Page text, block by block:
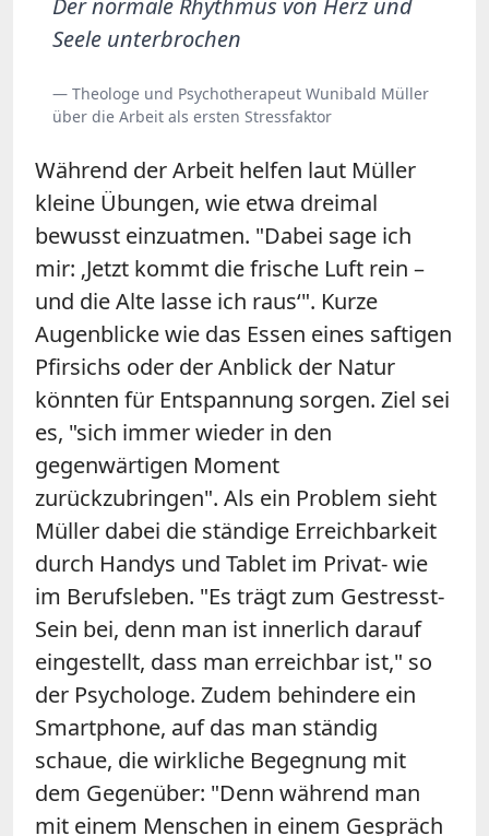
Seele unterbrochen
— Theologe und Psychotherapeut Wunibald Müller
über die Arbeit als ersten Stressfaktor
Während der Arbeit helfen laut Müller
kleine Übungen, wie etwa dreimal
bewusst einzuatmen. "Dabei sage ich
mir: ‚Jetzt kommt die frische Luft rein –
und die Alte lasse ich raus‘". Kurze
Augenblicke wie das Essen eines saftigen
Pfirsichs oder der Anblick der Natur
könnten für Entspannung sorgen. Ziel sei
es, "sich immer wieder in den
gegenwärtigen Moment
zurückzubringen". Als ein Problem sieht
Müller dabei die ständige Erreichbarkeit
durch Handys und Tablet im Privat- wie
im Berufsleben. "Es trägt zum Gestresst-
Sein bei, denn man ist innerlich darauf
eingestellt, dass man erreichbar ist," so
der Psychologe. Zudem behindere ein
Smartphone, auf das man ständig
schaue, die wirkliche Begegnung mit
dem Gegenüber: "Denn während man
mit einem Menschen in einem Gespräch